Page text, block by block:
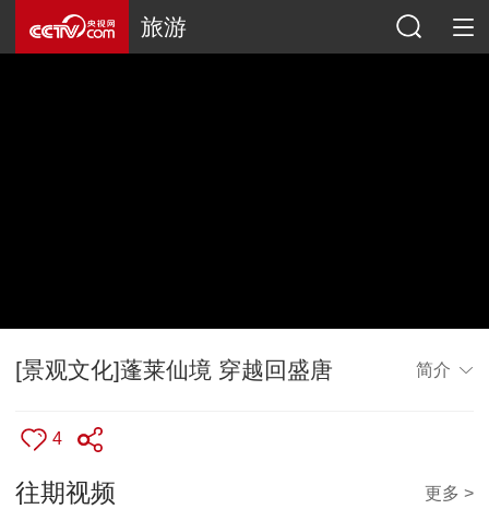
旅游
[景观文化]蓬莱仙境 穿越回盛唐 简介
4
往期视频 更多 >